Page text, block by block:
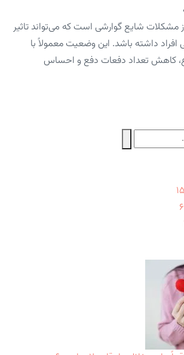
شایع گوارشی است که می‌تواند تاثیر
افراد داشته باشد. این وضعیت معمولاً با
کاهش تعداد دفعات دفع و احساس